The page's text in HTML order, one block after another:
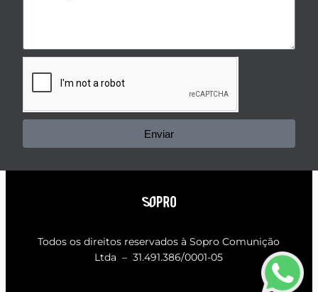
Enviar
Todos os direitos reservados àSopro Comunição
Ltda – 31.491.386/0001-05